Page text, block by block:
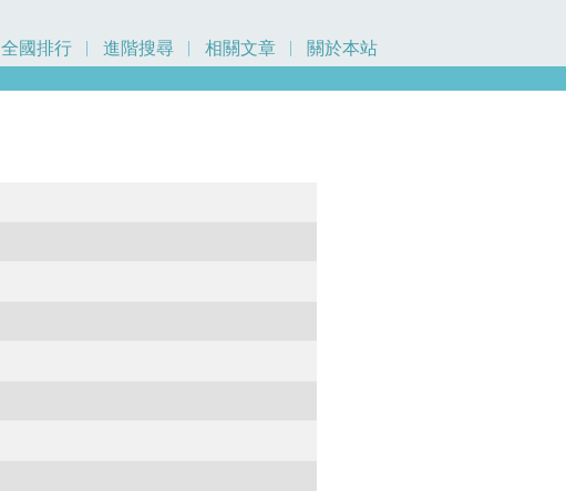
全國排行 進階搜尋 相關文章 關於本站